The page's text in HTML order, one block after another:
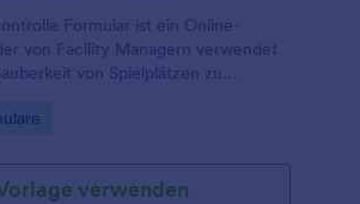
Formular ist ein Online-
von Facility Managern verwendet
von Spielplätzen zu
verwenden